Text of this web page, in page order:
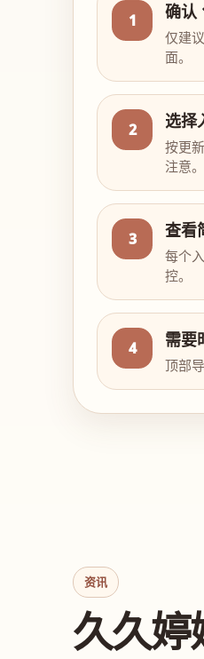
1 确认
仅建
面。
2 选择
按更
注意。
3 查看
每个
控。
4 需要
顶部
资讯
久久婷